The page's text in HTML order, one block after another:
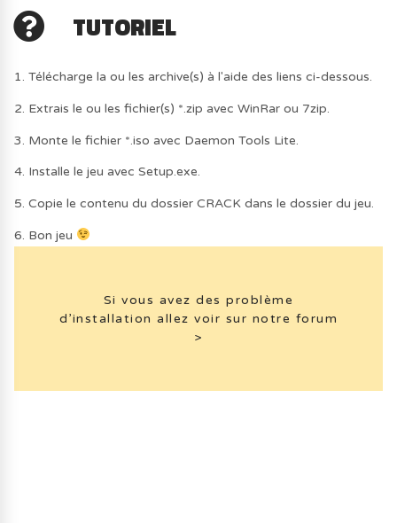
TUTORIEL
1. Télécharge la ou les archive(s) à l'aide des liens ci-dessous.
2. Extrais le ou les fichier(s) *.zip avec WinRar ou 7zip.
3. Monte le fichier *.iso avec Daemon Tools Lite.
4. Installe le jeu avec Setup.exe.
5. Copie le contenu du dossier CRACK dans le dossier du jeu.
6. Bon jeu
Si vous avez des problème
d’installation allez voir sur notre forum
>